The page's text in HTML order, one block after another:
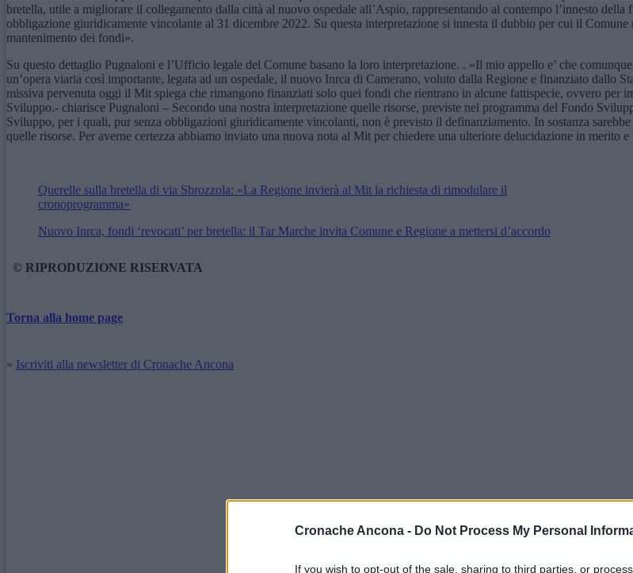
Cronache Ancona - Do Not Process My Personal
If you wish to opt-out of the sale, sharing to third parties, or
bretella, utile a migliorare il collegamento dalla città al nuovo ospedale all’Aspio, rappresentando al contempo l’innesto
obbligazione giuridicamente vincolante al 31 dicembre 2022. Su questa interpretazione si innesta il dubbio per cui il
mantenimento dei fondi».
Su questo dettaglio Pugnaloni e l’Ufficio legale del Comune basano la loro interpretazione. . «Il mio appello e’ che
un’opera viaria così importante, legata ad un ospedale, il nuovo Inrca di Camerano, voluto dalla Regione e finanziato dallo
missiva pervenuta oggi il Mit spiega che rimangono finanziati solo quei fondi che rientrano in alcune fattispecie, ovvero
Sviluppo.- chiarisce Pugnaloni – Secondo una nostra interpretazione quelle risorse, previste nel programma del Fondo
Sviluppo, per i quali, pur senza obbligazioni giuridicamente vincolanti, non è previsto il definanziamento. In sostanza
quelle risorse. Per averne certezza abbiamo inviato una nuova nota al Mit per chiedere una ulteriore delucidazione in merito
Querelle sulla bretella di via Sbrozzola: «La Regione invierà al Mit la richiesta di rimodulare il
cronoprogramma»
Nuovo Inrca, fondi ‘revocati’ per bretella: il Tar Marche invita Comune e Regione a mettersi d’accordo
© RIPRODUZIONE RISERVATA
Torna alla home page
» Iscriviti alla newsletter di Cronache Ancona